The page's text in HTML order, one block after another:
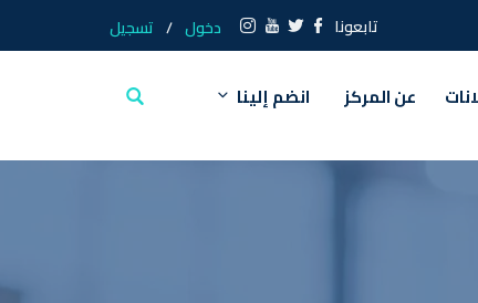
تابعونا دخول / تسجيل
عن المركز انضم إلينا